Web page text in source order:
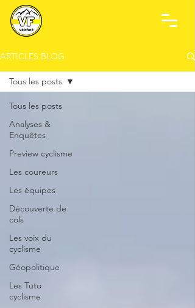
ARTICLES BLOG
Tous les posts
Analyses &
Enquêtes
Preview cyclisme
Les coureurs
Les équipes
Découverte de
cols
Les voix du
cyclisme
Géopolitique
Les Tuto
cyclisme
Tous les posts